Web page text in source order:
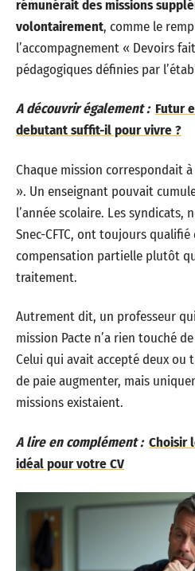
rémunérait des missions
volontairement, comme le
l’accompagnement « Devoirs
pédagogiques définies par
A découvrir également : Futur
debutant suffit-il pour vivre ?
Chaque mission correspondait
». Un enseignant pouvait
l’année scolaire. Les syndicats,
Snec-CFTC, ont toujours
compensation partielle plutôt
traitement.
Autrement dit, un professeur
mission Pacte n’a rien touché
Celui qui avait accepté deux ou
de paie augmenter, mais
missions existaient.
A lire en complément : Choisir
idéal pour votre CV